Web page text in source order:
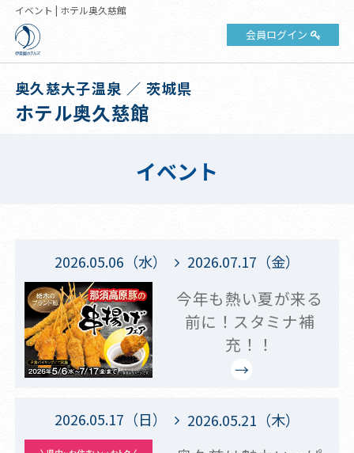
イベント | ホテル奥久慈館
会員ログイン
奥久慈大子温泉 ／ 茨城県
ホテル奥久慈館
イベント
2026.05.06（水） 2026.07.17（金）
今年も熱い夏が来る
前に！スタミナ補
充！！
2026.05.17（日） 2026.05.21（木）